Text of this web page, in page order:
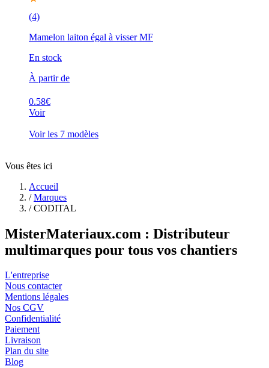
(4)
Mamelon laiton égal à visser MF
En stock
À partir de
0.58€
Voir
Voir les 7 modèles
Vous êtes ici
Accueil
/ Marques
/ CODITAL
MisterMateriaux.com : Distributeur
multimarques pour tous vos chantiers
L'entreprise
Nous contacter
Mentions légales
Nos CGV
Confidentialité
Paiement
Livraison
Plan du site
Blog